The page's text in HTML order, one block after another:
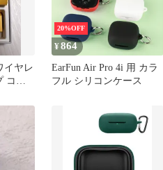
イヤレ
コー
20%OFF
¥864
EarFun Air Pro 4i 用 カラ
フル シリコンケース